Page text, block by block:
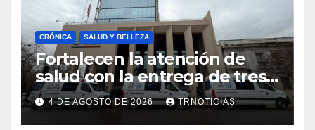
CRÓNICA SALUD Y BELLEZA
Fortalecen la atención de
salud con la entrega de tres
nuevas ambulancias para
Cauquenes y Sagrada Familia
4 DE AGOSTO DE 2026 TRNOTICIAS